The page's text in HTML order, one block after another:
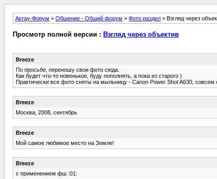
Актау-Форум > Общение - Общий форум > Фото раздел > Взгляд через
Просмотр полной версии : Взгляд через объектив
Breeze
По просьбе, переношу свои фото сюда.
Как будет что-то новенькое, буду пополнять, а пока из старого )
Практически все фото сняты на мыльницу - Canon Power Shot A630,
Breeze
Москва, 2008, сентябрь
Breeze
Мой самое любимое место на Земле!
Breeze
с применением фш :01: